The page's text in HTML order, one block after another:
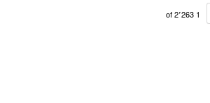
1 2٬263